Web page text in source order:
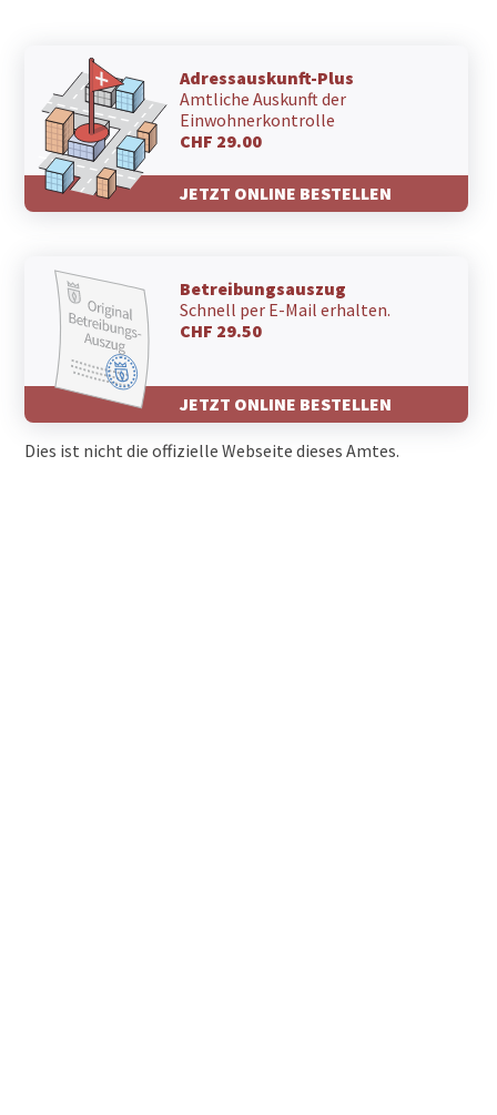
Adressauskunft-Plus
Amtliche Auskunft der
Einwohnerkontrolle
CHF 29.00
JETZT ONLINE BESTELLEN
Betreibungsauszug
Schnell per E-Mail erhalten.
CHF 29.50
JETZT ONLINE BESTELLEN
Dies ist nicht die offizielle Webseite dieses Amtes.